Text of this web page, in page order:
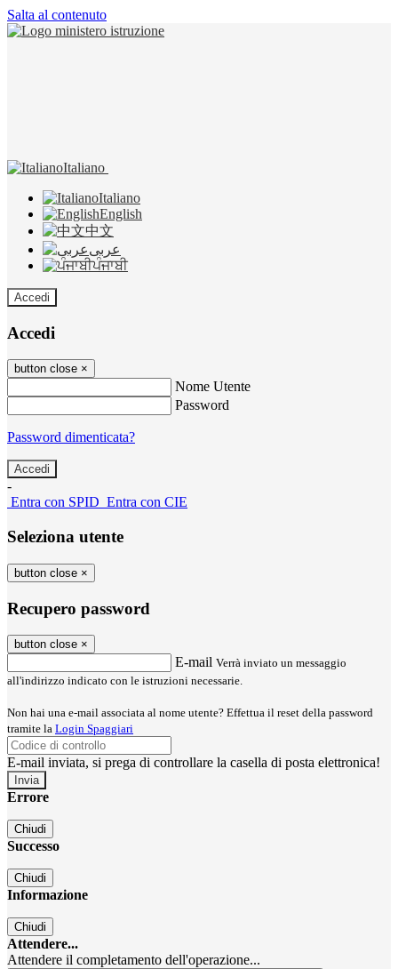
Salta al contenuto
Italiano
Italiano
English
中文
عربى
ਪੰਜਾਬੀ
Accedi
Accedi
button close ×
Nome Utente
Password
Password dimenticata?
-
Entra con SPID Entra con CIE
Seleziona utente
button close ×
Recupero password
button close ×
E-mail Verrà inviato un messaggio
all'indirizzo indicato con le istruzioni necessarie.
Non hai una e-mail associata al nome utente? Effettua il reset della password
tramite la Login Spaggiari
E-mail inviata, si prega di controllare la casella di posta elettronica!
Errore
Chiudi
Successo
Chiudi
Informazione
Chiudi
Attendere...
Attendere il completamento dell'operazione...